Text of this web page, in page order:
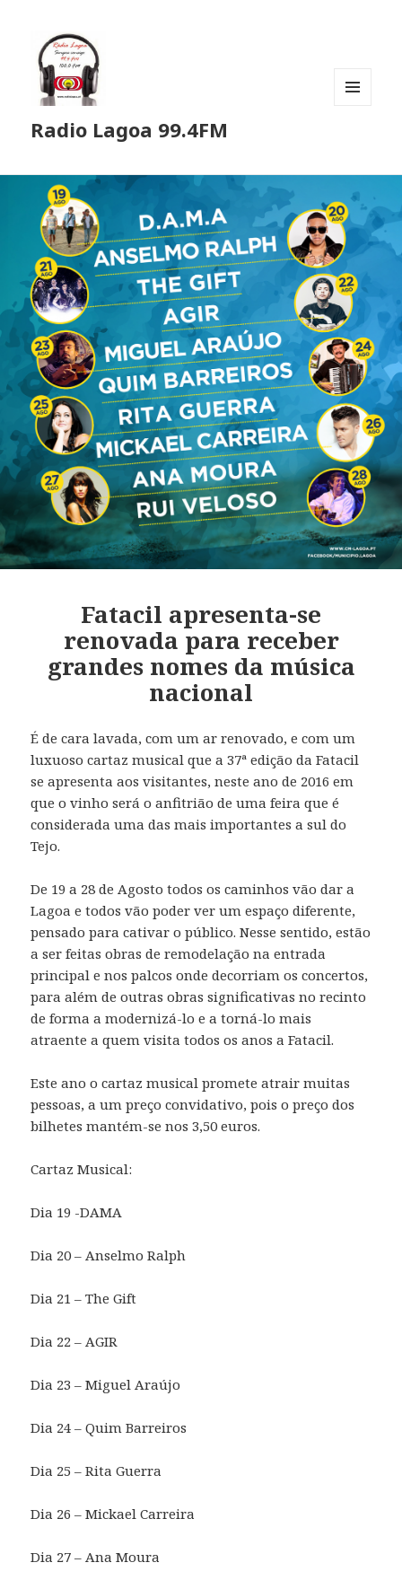
Radio Lagoa 99.4FM
Fatacil apresenta-se
renovada para receber
grandes nomes da música
nacional
É de cara lavada, com um ar renovado, e com um
luxuoso cartaz musical que a 37ª edição da Fatacil
se apresenta aos visitantes, neste ano de 2016 em
que o vinho será o anfitrião de uma feira que é
considerada uma das mais importantes a sul do
Tejo.
De 19 a 28 de Agosto todos os caminhos vão dar a
Lagoa e todos vão poder ver um espaço diferente,
pensado para cativar o público. Nesse sentido, estão
a ser feitas obras de remodelação na entrada
principal e nos palcos onde decorriam os concertos,
para além de outras obras significativas no recinto
de forma a modernizá-lo e a torná-lo mais
atraente a quem visita todos os anos a Fatacil.
Este ano o cartaz musical promete atrair muitas
pessoas, a um preço convidativo, pois o preço dos
bilhetes mantém-se nos 3,50 euros.
Cartaz Musical:
Dia 19 -DAMA
Dia 20 – Anselmo Ralph
Dia 21 – The Gift
Dia 22 – AGIR
Dia 23 – Miguel Araújo
Dia 24 – Quim Barreiros
Dia 25 – Rita Guerra
Dia 26 – Mickael Carreira
Dia 27 – Ana Moura